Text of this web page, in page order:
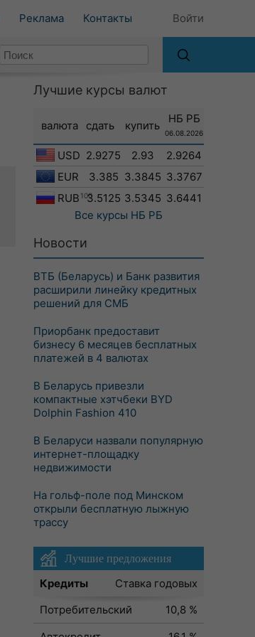
Реклама Контакты Войти
Лучшие курсы валют
валюта сдать купить
НБ РБ
06.08.2026
USD 2.9275 2.93
2.9264
EUR
3.385 3.3845 3.3767
RUB 1003.5125 3.5345 3.6441
Все курсы НБ РБ
Новости
ВТБ (Беларусь) и Банк развития
расширили линейку кредитных
решений для СМБ
Приорбанк предоставит
бизнесу 6 месяцев бесплатных
платежей в 4 валютах
В Беларусь привезли
компактные хэтчбеки BYD
Dolphin Fashion 410
В Беларуси назвали популярную
интернет-площадку
недвижимости
На гольф-поле под Минском
открыли бесплатную лыжную
трассу
Лучшие предложения
Кредиты
Ставка годовых
Потребительский
10,8 %